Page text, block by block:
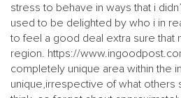
stress to behave in ways that i
used to be delighted by who i in
to feel a good deal extra sure that
region. https://
completely unique area within the
unique,irrespective of what others